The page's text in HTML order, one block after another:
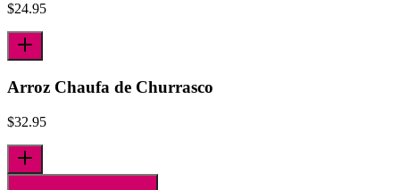
$24.95
Arroz Chaufa de Churrasco
$32.95